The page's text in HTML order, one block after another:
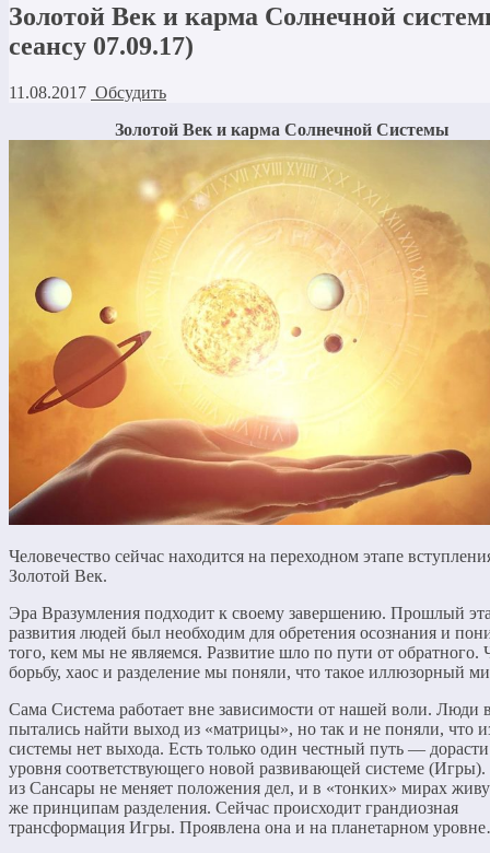
Золотой Век и карма Солнечной
сеансу 07.09.17)
11.08.2017 Обсудить
Золотой Век и карма Солнечной Системы
Человечество сейчас находится на переходном этапе
Золотой Век.
Эра Вразумления подходит к своему завершению. Прошлый
развития людей был необходим для обретения осознания и
того, кем мы не являемся. Развитие шло по пути от обратного.
борьбу, хаос и разделение мы поняли, что такое иллюзорный
Сама Система работает вне зависимости от нашей воли. Люди
пытались найти выход из «матрицы», но так и не поняли, что
системы нет выхода. Есть только один честный путь —
уровня соответствующего новой развивающей системе
из Сансары не меняет положения дел, и в «тонких» мирах
же принципам разделения. Сейчас происходит грандиозная
трансформация Игры. Проявлена она и на планетарном